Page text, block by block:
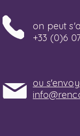
on peut
+33 (0)6
ou